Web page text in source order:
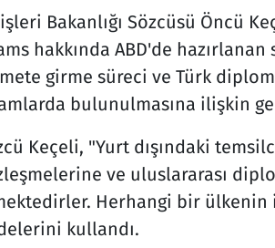
Bakanlığı Sözcüsü Öncü
hakkında ABD'de
girme süreci ve Türk
bulunulmasına ilişkin
Keçeli, "Yurt dışındaki
ve uluslararası
Herhangi bir ülkenin
kullandı.